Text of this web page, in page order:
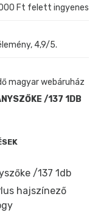
Ft felett ingyenes
4,9/5.
magyar webáruház
/137 1DB
/137 1db
hajszínező